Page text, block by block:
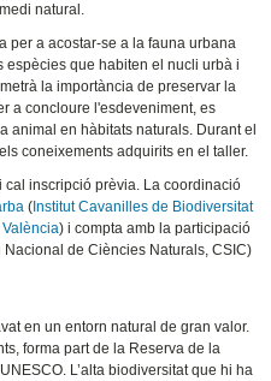
natural.
per a acostar-se a la fauna urbana
espècies que habiten el nucli urbà i
la importància de preservar la
a concloure l'esdeveniment, es
animal en hàbitats naturals. Durant el
coneixements adquirits en el taller.
cal inscripció prèvia. La coordinació
( Institut Cavanilles de Biodiversitat
) i compta amb la participació
Nacional de Ciències Naturals, CSIC)
en un entorn natural de gran valor.
forma part de la Reserva de la
L’alta biodiversitat que hi ha